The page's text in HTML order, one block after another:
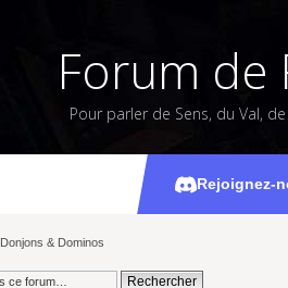
Forum de
Pour parler de Sens, du Val,
Rejoignez-
Donjons & Dominos